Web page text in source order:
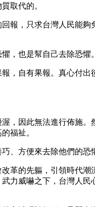
取代的。
報，只求台灣人民能夠
，也是幫自己去除恐懼
，自有果報。真心付
，因此無法進行佈施
福祉。
、方便來去除他們的恐
革的先軀，引領時代
力威嚇之下，台灣人